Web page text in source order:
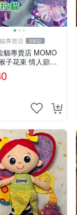
專賣店 5902
貓專賣店 MOMO
子花束 情人節禮
可繡字 可今天寄